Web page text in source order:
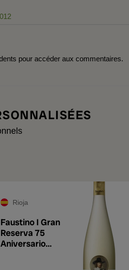
pour accéder aux commentaires.
Rioja
Faustino I Gran
Reserva 75
Aniversario